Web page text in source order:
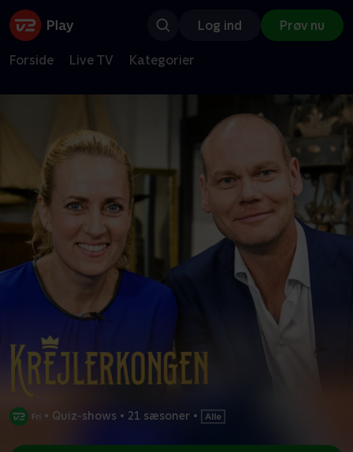
Log ind Prøv nu
Forside Live TV Kategorier
• Quiz-shows • 21 sæsoner •